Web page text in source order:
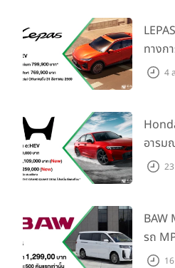
ทางก
วิสัยทั
4
อารม
ภายใ
น้ำมัน
BAW
รถ
ตลาด